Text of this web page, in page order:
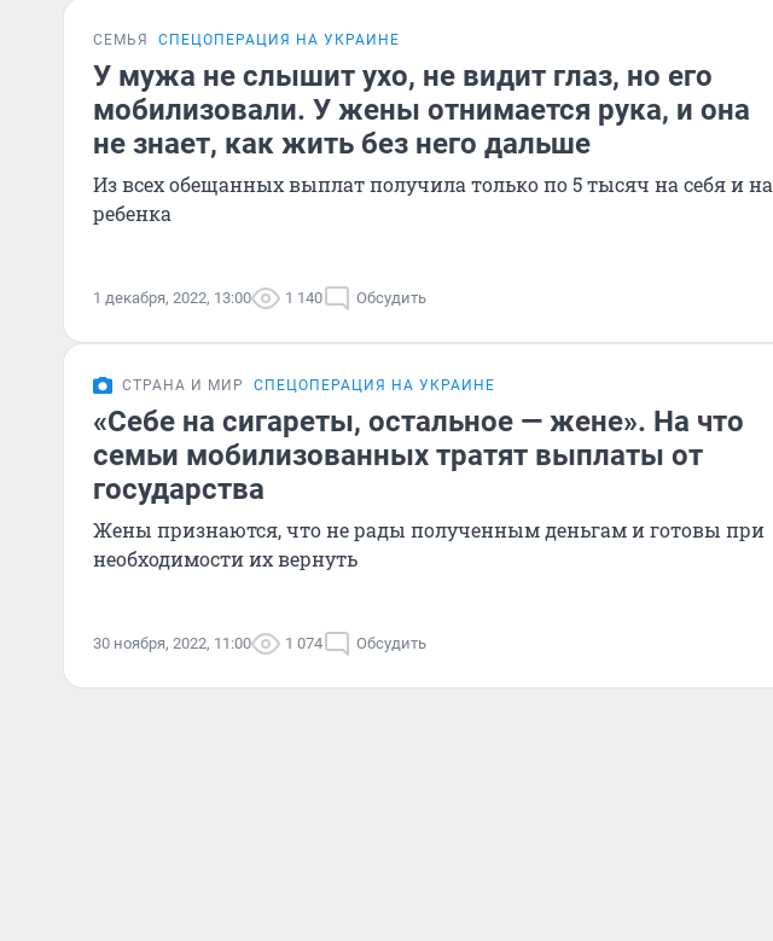
СЕМЬЯ СПЕЦОПЕРАЦИЯ НА УКРАИНЕ
У мужа не слышит ухо, не видит глаз, но его
мобилизовали. У жены отнимается рука, и она
не знает, как жить без него дальше
Из всех обещанных выплат получила только по 5 тысяч на себя и на
ребенка
1 декабря, 2022, 13:00 1 140 Обсудить
СТРАНА И МИР СПЕЦОПЕРАЦИЯ НА УКРАИНЕ
«Себе на сигареты, остальное — жене». На что
семьи мобилизованных тратят выплаты от
государства
Жены признаются, что не рады полученным деньгам и готовы при
необходимости их вернуть
30 ноября, 2022, 11:00 1 074 Обсудить